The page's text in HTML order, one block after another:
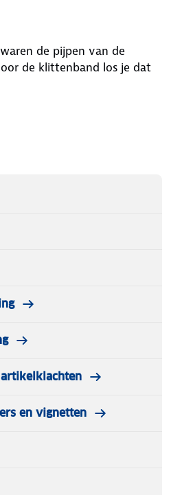
de pijpen van de
de klittenband los je dat
en vignetten